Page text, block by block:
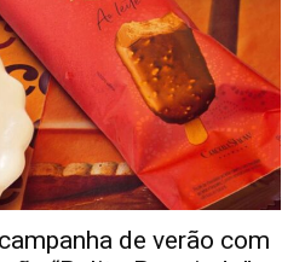
de verão com